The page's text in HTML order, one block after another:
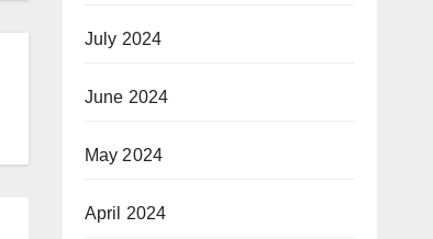
July 2024
June 2024
May 2024
April 2024